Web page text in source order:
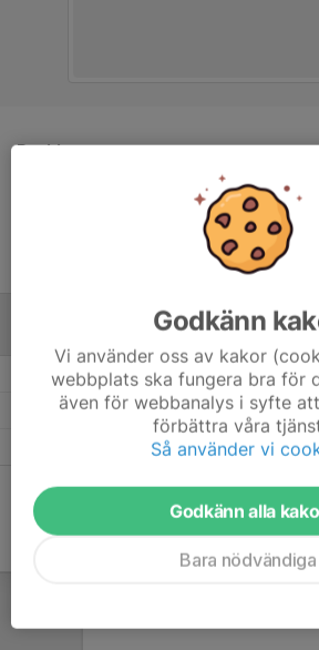
Position
-
10 år
ALLA ÅR
2026
Godkänn
Vi använder oss av kakor
webbplats ska fungera bra för
även för webbanalys i syfte
förbättra våra
Så använder vi
Godkänn alla
Bara nödvändiga